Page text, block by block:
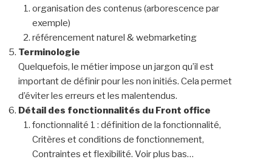
organisation des contenus (arborescence par
exemple)
référencement naturel & webmarketing
Terminologie
Quelquefois, le métier impose un jargon qu’il est
important de définir pour les non initiés. Cela permet
d’éviter les erreurs et les malentendus.
Détail des fonctionnalités du Front office
fonctionnalité 1 : définition de la fonctionnalité,
Critères et conditions de fonctionnement,
Contraintes et flexibilité. Voir plus bas…